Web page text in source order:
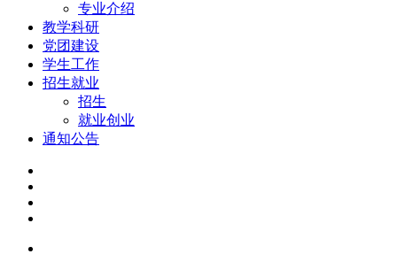
专业介绍
教学科研
党团建设
学生工作
招生就业
招生
就业创业
通知公告